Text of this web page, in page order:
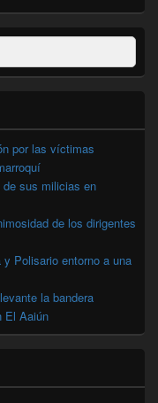
por las víctimas
de sus milicias en
de los dirigentes
Polisario entorno a una
la bandera
El Aaiún